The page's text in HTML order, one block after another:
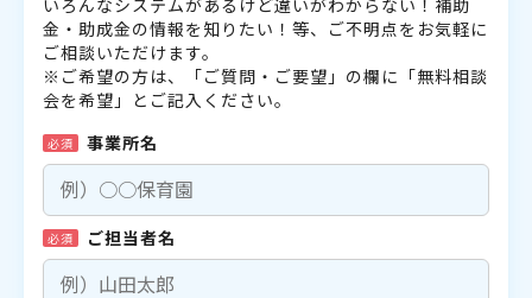
金・助成金の情報を知りたい！等、ご不明点をお気軽に
ご相談いただけます。
※ご希望の方は、「ご質問・ご要望」の欄に「無料相談
会を希望」とご記入ください。
必須 事業所名
必須 ご担当者名